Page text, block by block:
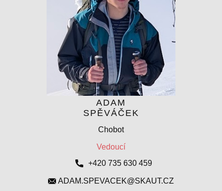
ADAM
SPĚVÁČEK
Chobot
Vedoucí
+420 735 630 459
ADAM.SPEVACEK@SKAUT.CZ